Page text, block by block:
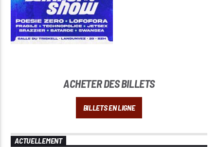
ACHETER DES BILLETS
BILLETS EN LIGNE
ACTUELLEMENT